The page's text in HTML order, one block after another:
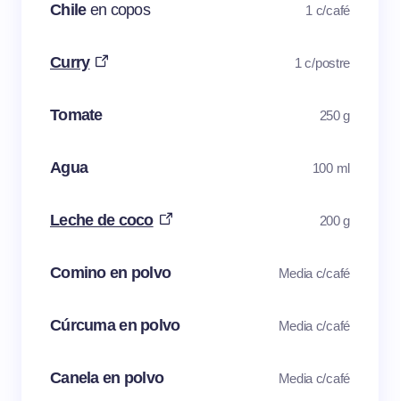
Chile en copos 1 c/café
Curry 1 c/postre
Tomate 250 g
Agua 100 ml
Leche de coco 200 g
Comino en polvo Media c/café
Cúrcuma en polvo Media c/café
Canela en polvo Media c/café